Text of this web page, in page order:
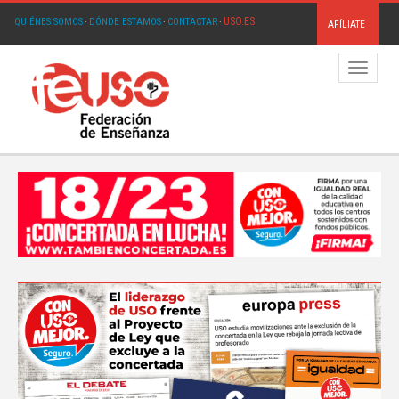
QUIÉNES SOMOS· DÓNDE ESTAMOS· CONTACTAR· USO.ES AFÍLIATE
Menú